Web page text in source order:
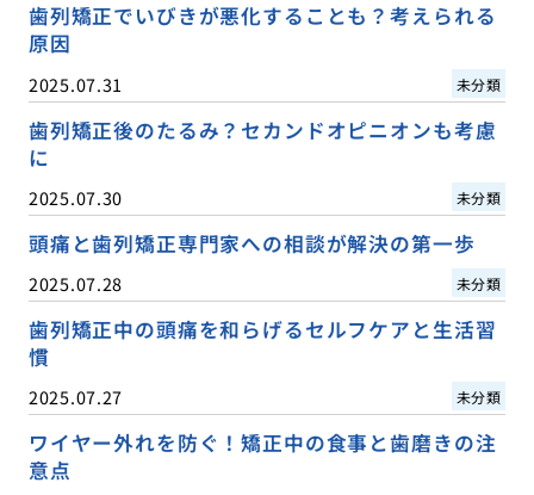
歯列矯正でいびきが悪化することも？考えられる
原因
2025.07.31 未分類
歯列矯正後のたるみ？セカンドオピニオンも考慮
に
2025.07.30 未分類
頭痛と歯列矯正専門家への相談が解決の第一歩
2025.07.28 未分類
歯列矯正中の頭痛を和らげるセルフケアと生活習
慣
2025.07.27 未分類
ワイヤー外れを防ぐ！矯正中の食事と歯磨きの注
意点